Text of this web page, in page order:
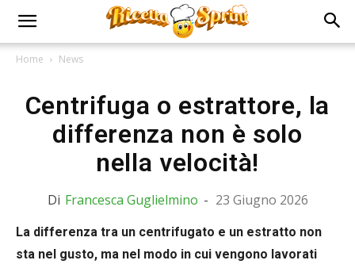
Home News
Centrifuga o estrattore, la
differenza non è solo
nella velocità!
Di Francesca Guglielmino - 23 Giugno 2026
La differenza tra un centrifugato e un estratto non
sta nel gusto, ma nel modo in cui vengono lavorati